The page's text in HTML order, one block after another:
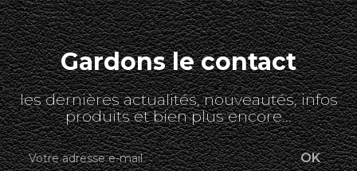
Gardons le contact
les dernières actualités, nouveautés, infos
produits et bien plus encore...